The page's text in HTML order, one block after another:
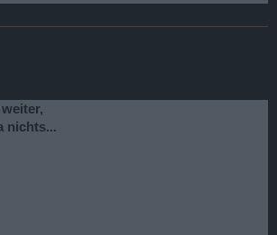
nichts...